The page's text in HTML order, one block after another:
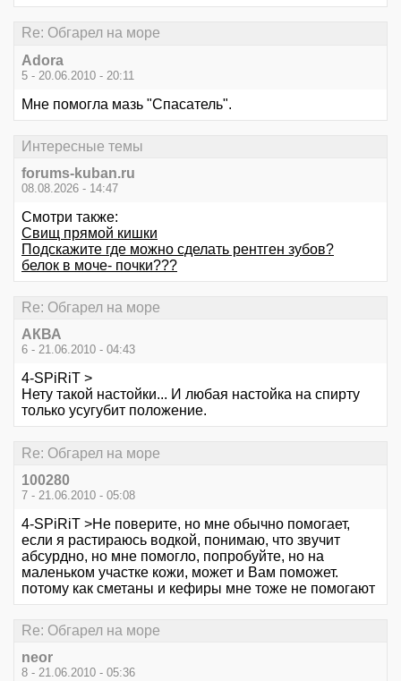
Re: Обгарел на море
Adora
5 - 20.06.2010 - 20:11
Мне помогла мазь "Спасатель".
Интересные темы
forums-kuban.ru
08.08.2026 - 14:47
Смотри также:
Свищ прямой кишки
Подскажите где можно сделать рентген зубов?
белок в моче- почки???
Re: Обгарел на море
АКВА
6 - 21.06.2010 - 04:43
4-SPiRiT >
Нету такой настойки... И любая настойка на спирту
только усугубит положение.
Re: Обгарел на море
100280
7 - 21.06.2010 - 05:08
4-SPiRiT >Не поверите, но мне обычно помогает,
если я растираюсь водкой, понимаю, что звучит
абсурдно, но мне помогло, попробуйте, но на
маленьком участке кожи, может и Вам поможет.
потому как сметаны и кефиры мне тоже не помогают
Re: Обгарел на море
neor
8 - 21.06.2010 - 05:36